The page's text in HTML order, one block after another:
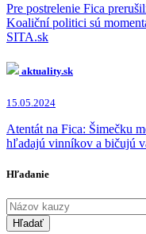
Pre postrelenie Fica
Koaliční politici sú
SITA.sk
aktuality.sk
15.05.2024
Atentát na Fica: Šimečku
hľadajú vinníkov a bičujú
Hľadanie